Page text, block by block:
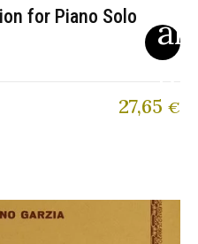
for Piano Solo
27,65 €